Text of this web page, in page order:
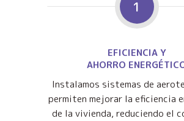
1
EFICIENCIA Y
AHORRO
Instalamos sistemas de
permiten mejorar la eficiencia
de la vivienda, reduciendo el